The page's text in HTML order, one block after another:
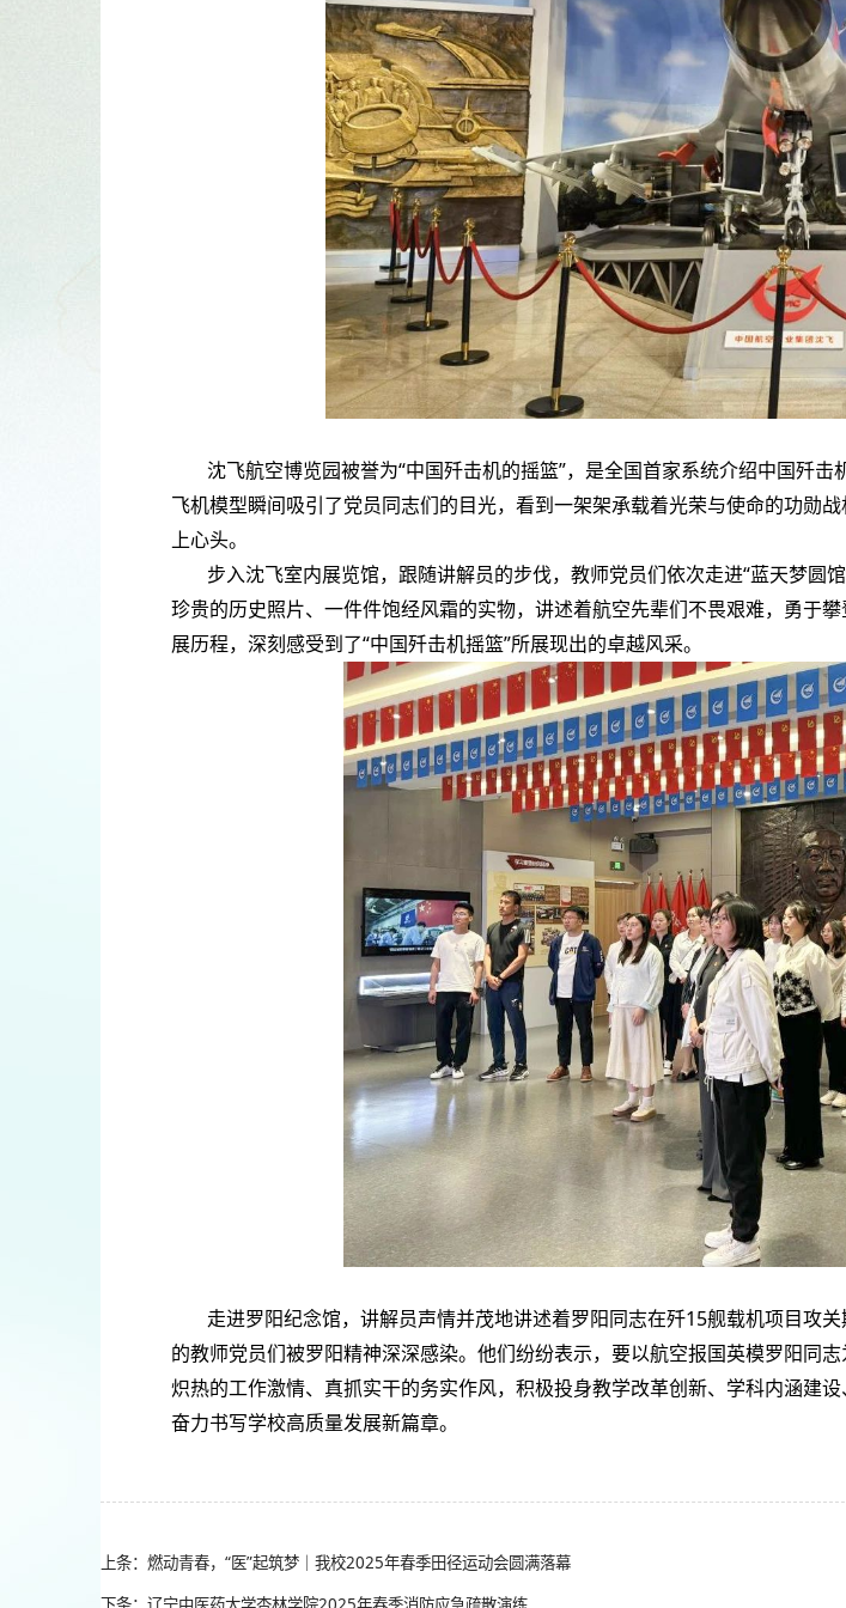
沈飞航空博览园被誉为“中国歼击机的摇篮”，是全国首家系统介绍中国歼
飞机模型瞬间吸引了党员同志们的目光，看到一架架承载着光荣与使命的功勋
上心头。
步入沈飞室内展览馆，跟随讲解员的步伐，教师党员们依次走进“蓝天梦圆
珍贵的历史照片、一件件饱经风霜的实物，讲述着航空先辈们不畏艰难，勇于
展历程，深刻感受到了“中国歼击机摇篮”所展现出的卓越风采。
走进罗阳纪念馆，讲解员声情并茂地讲述着罗阳同志在歼15舰载机项目攻
的教师党员们被罗阳精神深深感染。他们纷纷表示，要以航空报国英模罗阳同
炽热的工作激情、真抓实干的务实作风，积极投身教学改革创新、学科内涵建
奋力书写学校高质量发展新篇章。
上条：燃动青春，“医”起筑梦｜我校2025年春季田径运动会圆满落幕